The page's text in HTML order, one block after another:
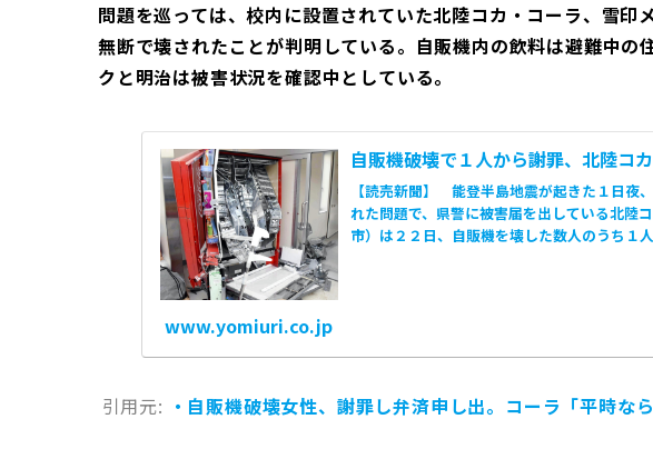
問題を巡っては、校内に設置されていた北陸コカ・コーラ、雪印
無断で壊されたことが判明している。自販機内の飲料は避難中の
クと明治は被害状況を確認中としている。
自販機破壊で１人から謝罪、北陸コ
【読売新聞】 能登半島地震が起きた１日夜
れた問題で、県警に被害届を出している北陸
市）は２２日、自販機を壊した数人のうち１
www.yomiuri.co.jp
引用元: ・自販機破壊女性、謝罪し弁済申し出。コーラ「平時な